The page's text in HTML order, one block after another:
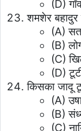
(D)
शमशेर बहादुर
(A)
(B)
(C)
(D)
किसका जादू
(A)
(B)
(C)